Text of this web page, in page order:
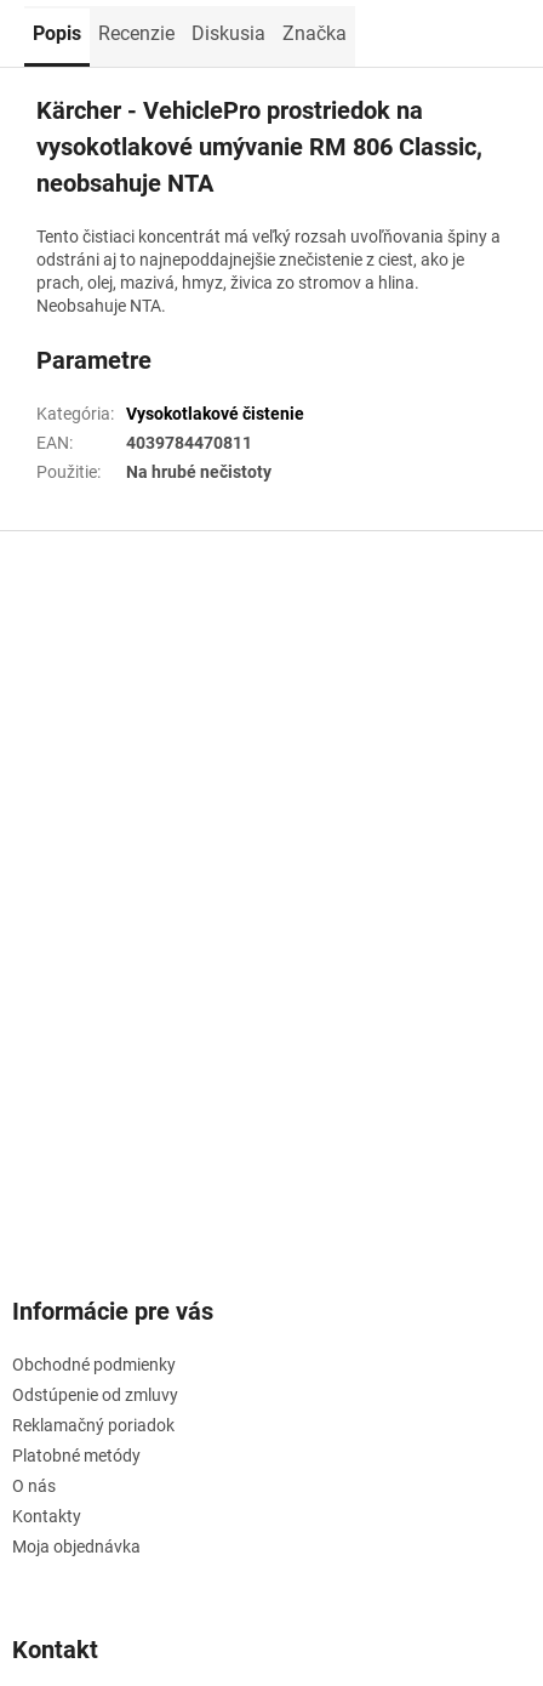
Popis Recenzie Diskusia Značka
Kärcher - VehiclePro prostriedok na
vysokotlakové umývanie RM 806 Classic,
neobsahuje NTA
Tento čistiaci koncentrát má veľký rozsah uvoľňovania špiny a
odstráni aj to najnepoddajnejšie znečistenie z ciest, ako je
prach, olej, mazivá, hmyz, živica zo stromov a hlina.
Neobsahuje NTA.
Parametre
Kategória:
Vysokotlakové čistenie
EAN:
4039784470811
Použitie: Na hrubé nečistoty
Informácie pre vás
Obchodné podmienky
Odstúpenie od zmluvy
Reklamačný poriadok
Platobné metódy
O nás
Kontakty
Moja objednávka
Kontakt